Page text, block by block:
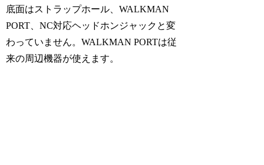
底面はストラップホール、WALKMAN
PORT、NC対応ヘッドホンジャックと変
わっていません。WALKMAN PORTは従
来の周辺機器が使えます。